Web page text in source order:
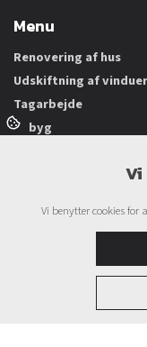
Menu
Renovering af hus
Udskiftning af vinduer
Tagarbejde
Nybyg
Projekter
Vi
Vi benytter cookies for